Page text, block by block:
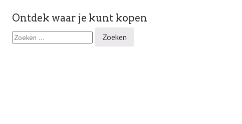
Ontdek waar je kunt kopen
Z
o